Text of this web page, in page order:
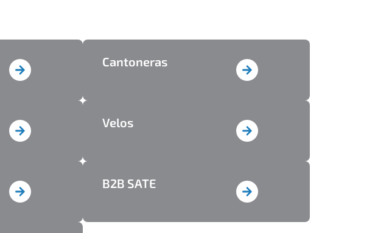
Cantoneras
Velos
B2B SATE​